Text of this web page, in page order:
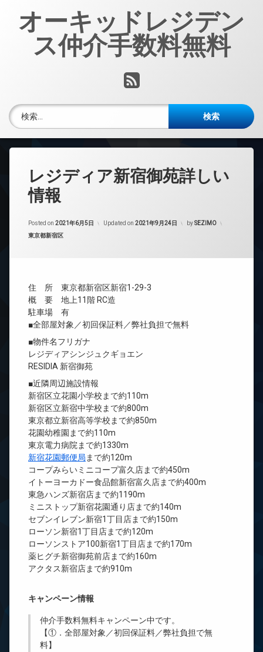
オーキッドレジデン
ス仲介手数料無料
RSS
検索:
レジディア新宿御苑詳しい
情報
Posted on 2021年6月5日 Updated on 2021年9月24日 bySEZIMO
カテゴリー:
東京都新宿区
住 所 東京都新宿区新宿1-29-3
概 要 地上11階 RC造
駐車場 有
■全部屋対象／初回保証料／弊社負担で無料
■物件名フリガナ
レジディアシンジュクギョエン
RESIDIA 新宿御苑
■近隣周辺施設情報
新宿区立花園小学校まで約110m
新宿区立新宿中学校まで約800m
東京都立新宿高等学校まで約850m
花園幼稚園まで約110m
東京電力病院まで約1330m
新宿花園郵便局 まで約120m
コープみらいミニコープ富久店まで約450m
イトーヨーカドー食品館新宿富久店まで約400m
東急ハンズ新宿店まで約1190m
ミニストップ新宿花園通り店まで約140m
セブンイレブン新宿1丁目店まで約150m
ローソン新宿1丁目店まで約120m
ローソンストア100新宿1丁目店まで約170m
薬ヒグチ新宿御苑前店まで約160m
アクタス新宿店まで約910m
キャンペーン情報
仲介手数料無料キャンペーン中です。
【①．全部屋対象／初回保証料／弊社負担で無
料】